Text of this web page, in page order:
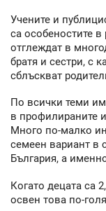
Учените и
са особеностите в
отглеждат в
братя и сестри, с
сблъскват
По всички теми
в профилираните
Много по-малко
семеен вариант в
България, а
Когато децата са
освен това по-